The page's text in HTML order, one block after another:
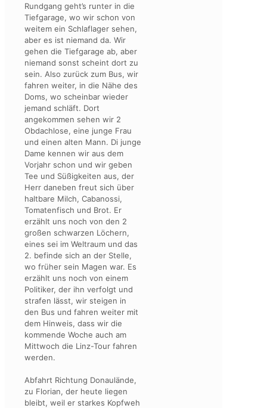
Rundgang geht’s runter in die
Tiefgarage, wo wir schon von
weitem ein Schlaflager sehen,
aber es ist niemand da. Wir
gehen die Tiefgarage ab, aber
niemand sonst scheint dort zu
sein. Also zurück zum Bus, wir
fahren weiter, in die Nähe des
Doms, wo scheinbar wieder
jemand schläft. Dort
angekommen sehen wir 2
Obdachlose, eine junge Frau
und einen alten Mann. Di junge
Dame kennen wir aus dem
Vorjahr schon und wir geben
Tee und Süßigkeiten aus, der
Herr daneben freut sich über
haltbare Milch, Cabanossi,
Tomatenfisch und Brot. Er
erzählt uns noch von den 2
großen schwarzen Löchern,
eines sei im Weltraum und das
2. befinde sich an der Stelle,
wo früher sein Magen war. Es
erzählt uns noch von einem
Politiker, der ihn verfolgt und
strafen lässt, wir steigen in
den Bus und fahren weiter mit
dem Hinweis, dass wir die
kommende Woche auch am
Mittwoch die Linz-Tour fahren
werden.
Abfahrt Richtung Donaulände,
zu Florian, der heute liegen
bleibt, weil er starkes Kopfweh